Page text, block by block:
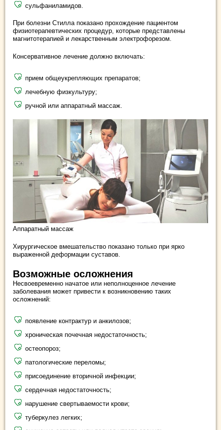
сульфаниламидов.
При болезни Стилла показано прохождение пациентом
физиотерапевтических процедур, которые представлены
магнитотерапией и лекарственным электрофорезом.
Консервативное лечение должно включать:
прием общеукрепляющих препаратов;
лечебную физкультуру;
ручной или аппаратный массаж.
Аппаратный массаж
Хирургическое вмешательство показано только при ярко
выраженной деформации суставов.
Возможные осложнения
Несвоевременно начатое или неполноценное лечение
заболевания может привести к возникновению таких
осложнений:
появление контрактур и анкилозов;
хроническая почечная недостаточность;
остеопороз;
патологические переломы;
присоединение вторичной инфекции;
сердечная недостаточность;
нарушение свертываемости крови;
туберкулез легких;